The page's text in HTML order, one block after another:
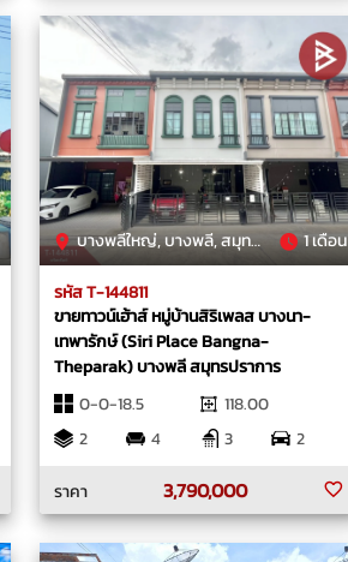
บางพลีใหญ่, บางพลี, สมุทรปราการ 1 เดือน
รหัส T-144811
ขายทาวน์เฮ้าส์ หมู่บ้านสิริเพลส บางนา-
เทพารักษ์ (Siri Place Bangna-
Theparak) บางพลี สมุทรปราการ
0-0-18.5
118.00
2
4 3
2
ราคา
3,790,000